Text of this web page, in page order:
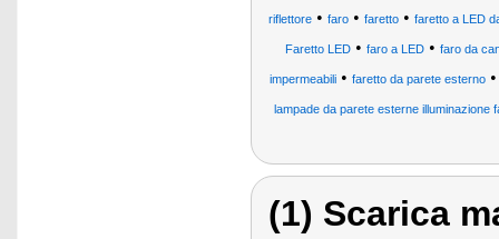
riflettore • faro • faretto • faretto a LED
Faretto LED • faro a LED • faro da
impermeabili• faretto da parete esterno
lampade da parete esterne illuminazione
(1) Scarica